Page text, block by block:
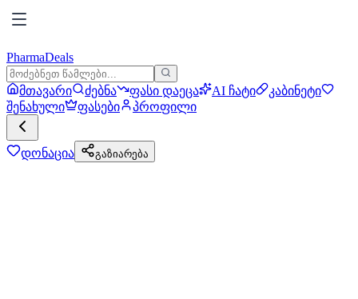
PharmaDeals
მთავარი ძებნა ფასი დაეცა AI ჩატი
კაბინეტი
შენახული
ფასები პროფილი
დონაცია გაზიარება